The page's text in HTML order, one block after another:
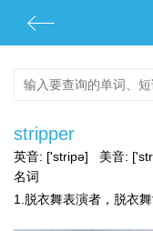
stripper
英音: ['stripə] 美音:
名词
1.脱衣舞表演者，脱衣